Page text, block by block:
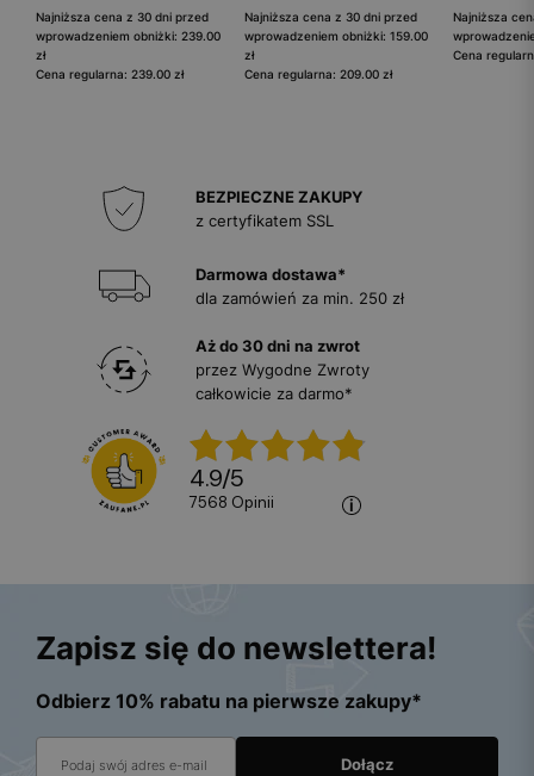
Najniższa cena z 30 dni przed
wprowadzeniem obniżki: 239.00
zł
Cena regularna: 239.00 zł
Najniższa cena z 30 dni przed
wprowadzeniem obniżki: 159.00
zł
Cena regularna: 209.00 zł
Najniższa
Cena
BEZPIECZNE ZAKUPY
z certyfikatem SSL
Darmowa dostawa*
dla zamówień za min. 250 zł
Aż do 30 dni na zwrot
przez Wygodne Zwroty
całkowicie za darmo*
4.9/5
7568 opinii
Zapisz się do newslettera!
Odbierz 10% rabatu na pierwsze zakupy*